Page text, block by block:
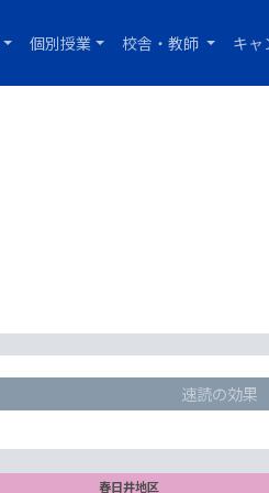
個別授業 校舎・教師 キャ
速読の効果
春日井地区